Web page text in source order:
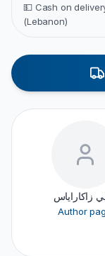
💵 Cash on
(Lebanon)
زاكاراياس
Author